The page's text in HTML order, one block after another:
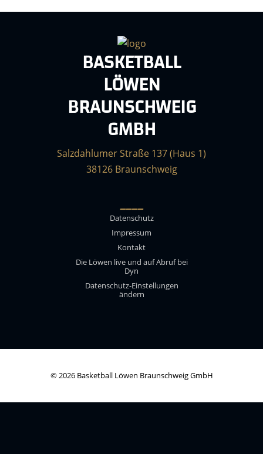
BASKETBALL
LÖWEN
BRAUNSCHWEIG
GMBH
Salzdahlumer Straße 137 (Haus 1)
38126 Braunschweig
____
Datenschutz
Impressum
Kontakt
Die Löwen live und auf Abruf bei
Dyn
Datenschutz-Einstellungen
ändern
© 2026 Basketball Löwen Braunschweig GmbH